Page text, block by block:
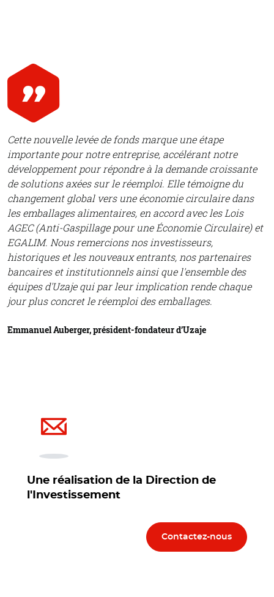
Cette nouvelle levée de fonds marque une étape
importante pour notre entreprise, accélérant notre
développement pour répondre à la demande croissante
de solutions axées sur le réemploi. Elle témoigne du
changement global vers une économie circulaire dans
les emballages alimentaires, en accord avec les Lois
AGEC (Anti-Gaspillage pour une Économie Circulaire) et
EGALIM. Nous remercions nos investisseurs,
historiques et les nouveaux entrants, nos partenaires
bancaires et institutionnels ainsi que l'ensemble des
équipes d'Uzaje qui par leur implication rende chaque
jour plus concret le réemploi des emballages.
Emmanuel Auberger, président-fondateur d’Uzaje
Une réalisation de la Direction de
l'Investissement
Contactez-nous